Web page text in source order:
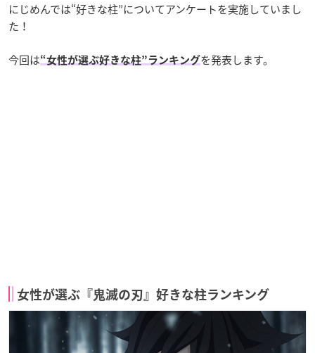
にじめんでは“好きな柱”についてアンケートを実施していまし
た！
今回は“女性が選ぶ好きな柱”ランキングを発表します。
女性が選ぶ『鬼滅の刃』好きな柱ランキング